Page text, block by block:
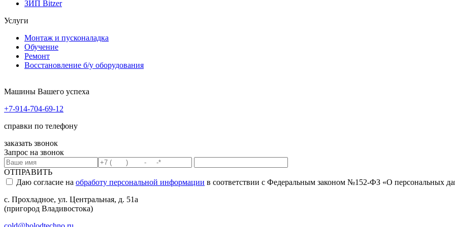
ЗИП Bitzer
Услуги
Монтаж и пусконаладка
Обучение
Ремонт
Восстановление б/у оборудования
Машины Вашего успеха
+7-914-704-69-12
справки по телефону
заказать звонок
Запрос на звонок
ОТПРАВИТЬ
Даю согласие на обработу персональной информации в соответствии с Федеральным законом №152-ФЗ «О персональных
с. Прохладное, ул. Центральная, д. 51а
(пригород Владивостока)